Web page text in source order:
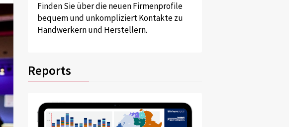
Finden Sie über die neuen Firmenprofile
bequem und unkompliziert Kontakte zu
Handwerkern und Herstellern.
Reports